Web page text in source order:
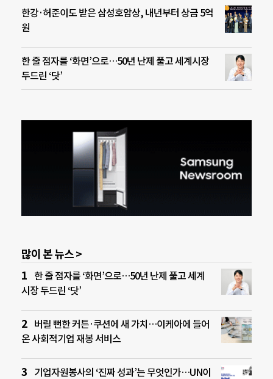
한강·허준이도 받은 삼성호암상, 내년부터 상금 5억
원
한 줄 점자를 ‘화면’으로…50년 난제 풀고 세계시장
두드린 ‘닷’
많이 본 뉴스 >
한 줄 점자를 ‘화면’으로…50년 난제 풀고 세계
시장 두드린 ‘닷’
버릴 뻔한 커튼·쿠션에 새 가치…이케아에 들어
온 사회적기업 재봉 서비스
기업자원봉사의 ‘진짜 성과’는 무엇인가…UN이